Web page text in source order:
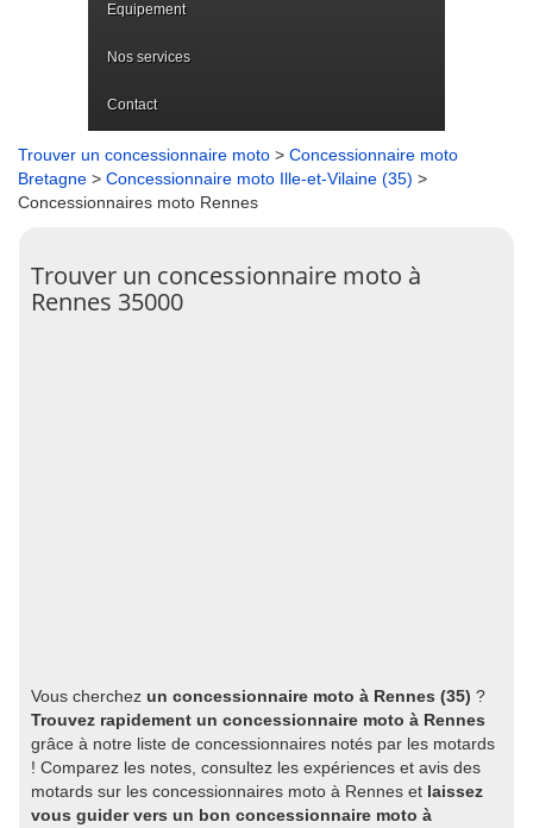
Equipement
Nos services
Contact
Trouver un concessionnaire moto > Concessionnaire moto
Bretagne > Concessionnaire moto Ille-et-Vilaine (35) >
Concessionnaires moto Rennes
Trouver un concessionnaire moto à
Rennes 35000
Vous cherchez un concessionnaire moto à Rennes (35) ?
Trouvez rapidement un concessionnaire moto à Rennes
grâce à notre liste de concessionnaires notés par les motards
! Comparez les notes, consultez les expériences et avis des
motards sur les concessionnaires moto à Rennes et laissez
vous guider vers un bon concessionnaire moto à